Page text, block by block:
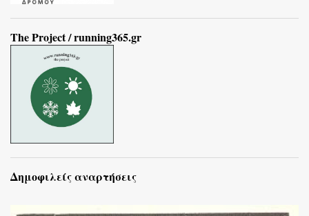
The Project / running365.gr
Δημοφιλείς αναρτήσεις